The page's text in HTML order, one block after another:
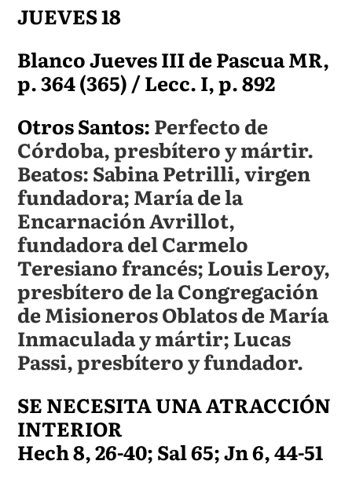
JUEVES 18
Blanco Jueves III de Pascua MR,
p. 364 (365) / Lecc. I, p. 892
Otros Santos:Perfecto de
Córdoba, presbítero y mártir.
Beatos: Sabina Petrilli, virgen
fundadora; María de la
Encarnación Avrillot,
fundadora del Carmelo
Teresiano francés; Louis Leroy,
presbítero de la Congregación
de Misioneros Oblatos de María
Inmaculada y mártir; Lucas
Passi, presbítero y fundador.
SE NECESITA UNA ATRACCIÓN
INTERIOR
Hech 8, 26-40; Sal 65; Jn 6, 44-51